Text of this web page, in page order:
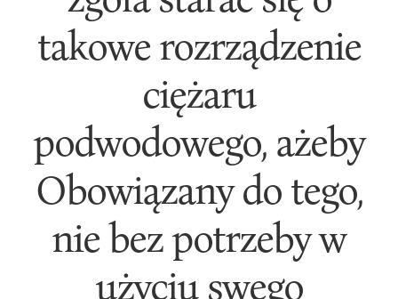
takowe rozrządzenie
ciężaru
podwodowego, ażeby
Obowiązany do tego,
nie bez potrzeby w
użyciu swego